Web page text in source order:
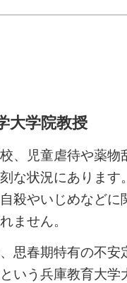
大学院教授
、児童虐待や薬物
な状況にあります
殺やいじめなどに
ません。
思春期特有の不安
いう兵庫教育大学